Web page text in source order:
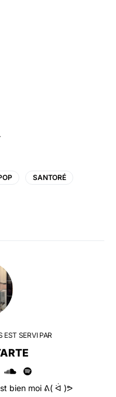
SANTORÉ
EST SERVI PAR
bien moi ᕕ( ᐛ )ᕗ